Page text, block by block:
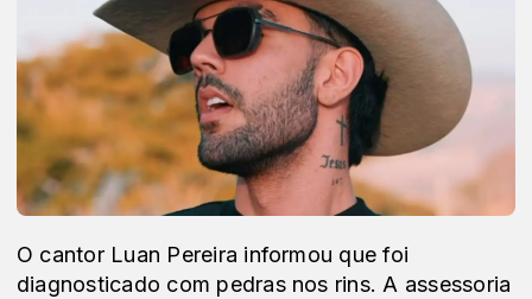
O cantor Luan Pereira informou que foi
diagnosticado com pedras nos rins. A assessoria